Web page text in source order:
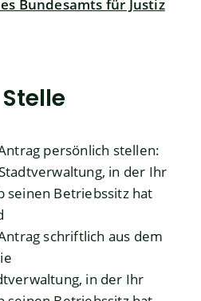
Bundesamts für Justiz
persönlich stellen:
in der Ihr
seinen Betriebssitz hat
schriftlich aus dem
in der Ihr